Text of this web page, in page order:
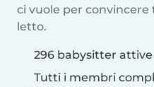
ci vuole per convincere
letto.
296 babysitter attive
Tutti i membri